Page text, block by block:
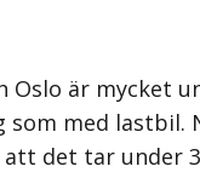
är mycket
med
det tar under